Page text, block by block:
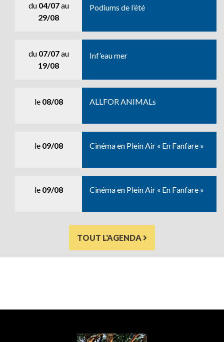
du 04/07au
29/08
Podiums de l’été
du 07/07au
19/08
Inf’eau mer
le 08/08 ALLFOR ANIMALs
le 09/08 Cinéma en Plein Air « En Fanfare »
le 09/08 Cinéma en Plein Air « En Fanfare »
TOUT L'AGENDA